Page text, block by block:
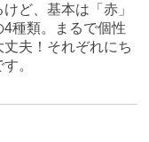
ど、基本は「赤」
4種類。まるで個性
夫！それぞれにち
。